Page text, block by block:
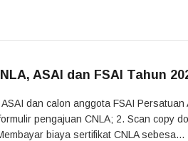
ASAI dan FSAI Tahun
dan calon anggota FSAI
pengajuan CNLA; 2. Scan copy
biaya sertifikat CNLA sebesa...